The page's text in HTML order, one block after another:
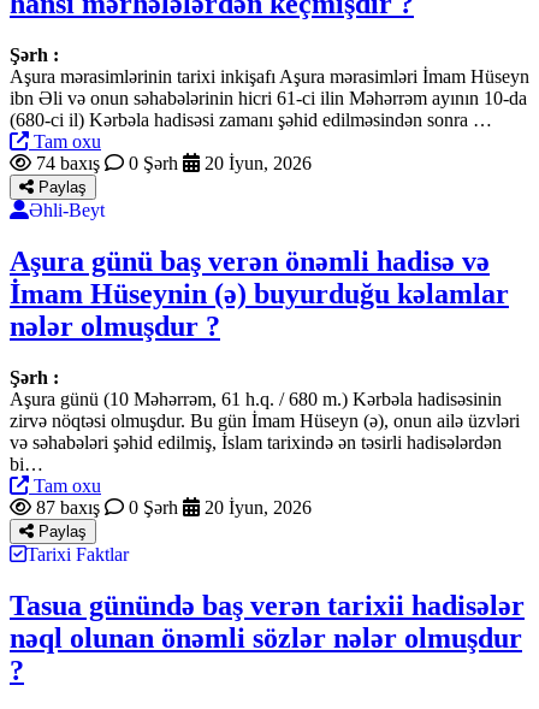
Şərh :
Aşura mərasimlərinin tarixi inkişafı Aşura mərasimləri İmam Hüseyn
ibn Əli və onun səhabələrinin hicri 61-ci ilin Məhərrəm ayının 10-da
(680-ci il) Kərbəla hadisəsi zamanı şəhid edilməsindən sonra …
Tam oxu
74 baxış
0 Şərh 20 İyun, 2026
Paylaş
Əhli-Beyt
Aşura günü baş verən önəmli hadisə və
İmam Hüseynin (ə) buyurduğu kəlamlar
nələr olmuşdur ?
Şərh :
Aşura günü (10 Məhərrəm, 61 h.q. / 680 m.) Kərbəla hadisəsinin
zirvə nöqtəsi olmuşdur. Bu gün İmam Hüseyn (ə), onun ailə üzvləri
və səhabələri şəhid edilmiş, İslam tarixində ən təsirli hadisələrdən
bi…
Tam oxu
87 baxış
0 Şərh 20 İyun, 2026
Paylaş
Tarixi Faktlar
Tasua günündə baş verən tarixii hadisələr
nəql olunan önəmli sözlər nələr olmuşdur
?